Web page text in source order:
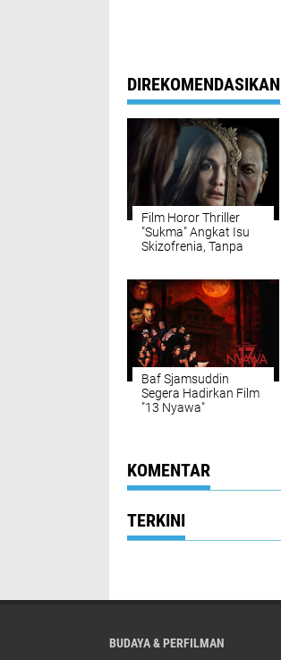
DIREKOMENDASIKAN
Film Horor Thriller
"Sukma" Angkat Isu
Skizofrenia, Tanpa
Baf Sjamsuddin
Segera Hadirkan Film
"13 Nyawa"
KOMENTAR
TERKINI
BUDAYA & PERFILMAN